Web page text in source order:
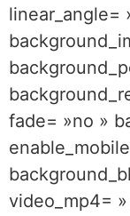
linear_angle=
fade= »no »
video_mp4=